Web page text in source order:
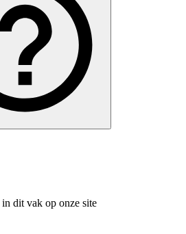
in dit vak op onze site